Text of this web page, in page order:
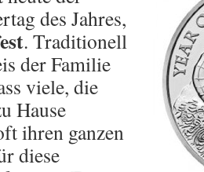
des Jahres,
. Traditionell
der Familie
viele, die
Hause
ihren ganzen
diese